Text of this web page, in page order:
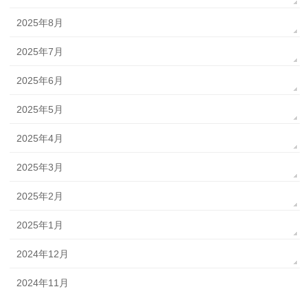
2025年8月
2025年7月
2025年6月
2025年5月
2025年4月
2025年3月
2025年2月
2025年1月
2024年12月
2024年11月